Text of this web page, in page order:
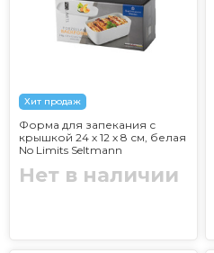
Хит продаж
Форма для запекания с
крышкой 24 х 12 х 8 см, белая
No Limits Seltmann
Нет в наличии